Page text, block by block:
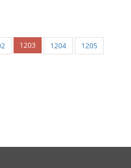
1203 1204
1205